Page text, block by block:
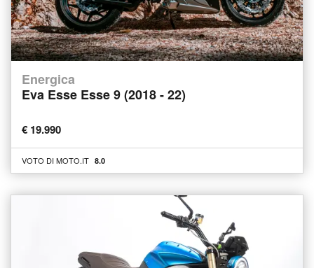
Energica
Eva Esse Esse 9 (2018 - 22)
€ 19.990
VOTO DI MOTO.IT 8.0